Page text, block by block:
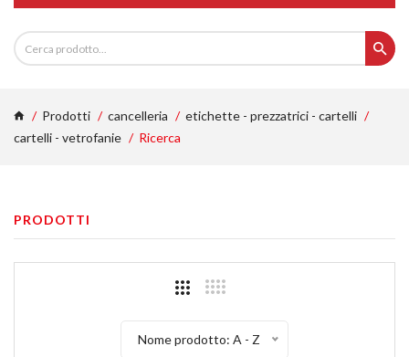
Prodotti cancelleria
etichette - prezzatrici - cartelli
cartelli - vetrofanie
Ricerca
PRODOTTI
Nome prodotto: A - Z